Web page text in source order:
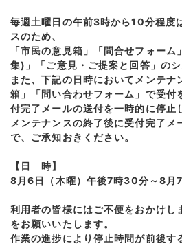
毎週土曜日の午前3時から10分程度
スのため、
「市民の意見箱」「問合せフォー
集)」「ご意見・ご提案と回答」のシ
また、下記の日時においてメンテナ
箱」「問い合わせフォーム」で受付
付完了メールの送付を一時的に停止
メンテナンスの終了後に受付完了メ
で、ご承知おきください。
【日 時】
8月6日（木曜）午後7時30分～8月
利用者の皆様にはご不便をおかけし
をお願いいたします。
作業の進捗により停止時間が前後す